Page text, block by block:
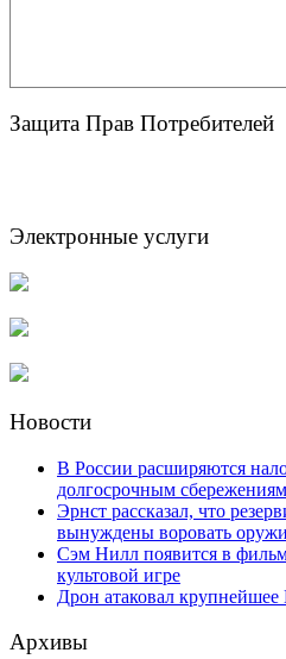
Защита Прав Потребителей
Электронные услуги
Новости
В России расширяются
долгосрочным сбережениям
Эрнст рассказал, что
вынуждены воровать
Сэм Нилл появится в
культовой игре
Дрон атаковал
Архивы